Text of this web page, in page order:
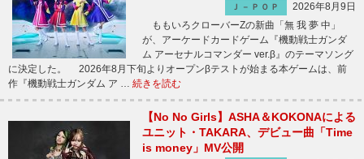
Ｊ－ＰＯＰ
2026年8月9日
ももいろクローバーZの新曲「無 我 夢 中」
が、アーケードカードゲーム『機動戦士ガンダ
ム アーセナルコマンダー ver.β』のテーマソング
に決定した。 2026年8月下旬よりオープンβテストが始まる本ゲームは、前
作『機動戦士ガンダム ア … 続きを読む
【No No Girls】ASHA＆KOKONAによる
ユニット・TAKARA、デビュー曲「Time
is money」MV公開